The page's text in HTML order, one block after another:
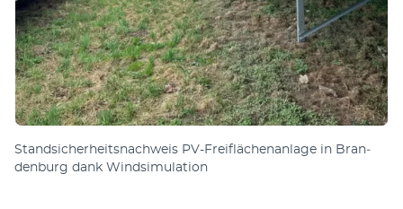
Stand­sicher­heits­nach­weis PV-Frei­fläch­en­an­lage in Bran­
den­burg dank Wind­sim­ula­tion